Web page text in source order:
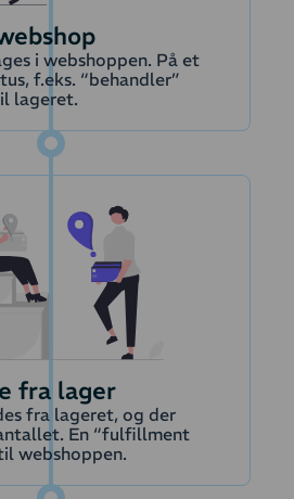
integrationens
indstillinger.
Krediteringer
Produkter
Kunder
Fornyelser
Fornyelser hentes
abonnementssystemet
på et givent
betalingsstadie og
overføres til
regnskabet, hvor
der oprettes en
faktura.
Fakturahåndteringen
tilpasses via
integrationens
indstillinger.
Læs mere om
i webshoppen. På et
f.eks. “behandler”
lageret.
fra lager
fra lageret, og der
En “fulfillment
webshoppen.